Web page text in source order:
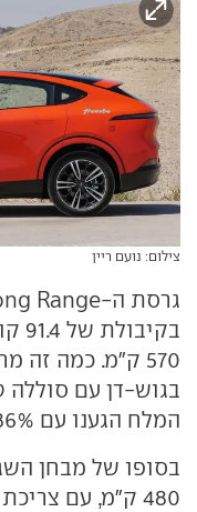
צילום: נועם ריין
570 ק"מ. כמה
בגוש-דן עם סוללה
המלח הגענו עם 86% סוללה.
בסופו של מבחן